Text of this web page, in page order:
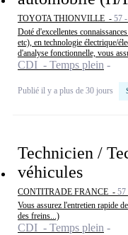
TOYOTA THIONVILLE - 57
Doté d'excellentes
etc), en technologie électrique/
d'analyse fonctionnelle, vous
CDI - Temps plein
Publié il y a plus de 30 jours
Technicien /
véhicules
CONTITRADE FRANCE -
Vous assurez l'entretien rapide
des freins...)
CDI - Temps plein